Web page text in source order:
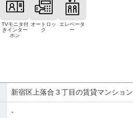
TVモニタ付
きインター
ホン
オートロッ
ク
エレベータ
ー
新宿区上落合３丁目の賃貸マンション
-